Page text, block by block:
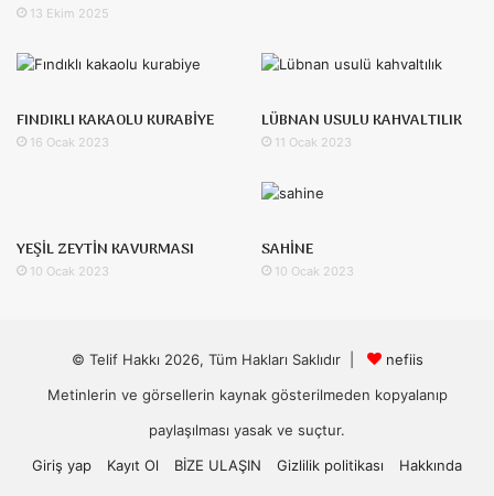
13 Ekim 2025
FINDIKLI KAKAOLU KURABİYE
16 Ocak 2023
LÜBNAN USULU KAHVALTILIK
11 Ocak 2023
YEŞİL ZEYTİN KAVURMASI
10 Ocak 2023
SAHİNE
10 Ocak 2023
© Telif Hakkı 2026, Tüm Hakları Saklıdır |
nefiis
Metinlerin ve görsellerin kaynak gösterilmeden kopyalanıp
paylaşılması yasak ve suçtur.
Giriş yap
Kayıt Ol BİZE ULAŞIN Gizlilik politikası Hakkında